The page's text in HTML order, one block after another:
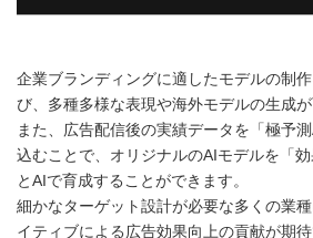
企業ブランディングに適したモデルの制
び、多種多様な表現や海外モデルの生成が
また、広告配信後の実績データを「極予
込むことで、オリジナルのAIモデルを「
とAIで育成することができます。
細かなターゲット設計が必要な多くの業
イティブによる広告効果向上の貢献が期待